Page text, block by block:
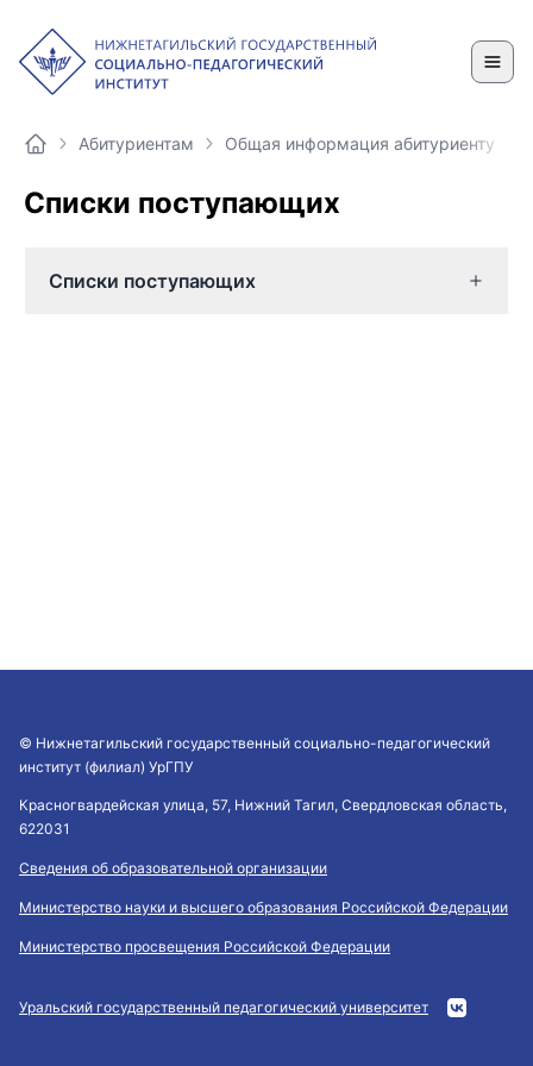
Абитуриентам Общая информация абитуриенту
Списки поступающих
Списки поступающих
© Нижнетагильский государственный социально-педагогический
институт (филиал) УрГПУ
Красногвардейская улица, 57, Нижний Тагил, Свердловская область,
622031
Сведения об образовательной организации
Министерство науки и высшего образования Российской Федерации
Министерство просвещения Российской Федерации
Уральский государственный педагогический университет